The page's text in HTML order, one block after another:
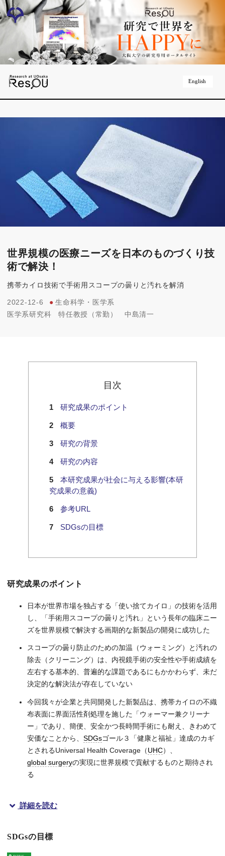
English
世界規模の医療ニーズを日本のものづくり技
術で解決！
携帯カイロ技術で手術用スコープの曇りと汚れを解消
2022-12-6 ● 生命科学・医学系
医学系研究科
特任教授（常勤） 中島清一
目次
研究成果のポイント
概要
研究の背景
研究の内容
本研究成果が社会に与える影響(本研
究成果の意義)
参考URL
SDGsの目標
研究成果のポイント
日本が世界市場を独占する「使い捨てカイロ」の技術を活用
し、「手術用スコープの曇りと汚れ」という長年の臨床ニー
ズを世界規模で解決する画期的な新製品の開発に成功した
スコープの曇り防止のための加温（ウォーミング）と汚れの
除去（クリーニング）は、内視鏡手術の安全性や手術成績を
左右する基本的、普遍的な課題であるにもかかわらず、未だ
決定的な解決法が存在していない
今回我々が企業と共同開発した新製品は、携帯カイロの不織
布表面に界面活性剤処理を施した「ウォーマー兼クリーナ
ー」であり、簡便、安全かつ長時間手術にも耐え、きわめて
安価なことから、 SDGsゴール３「健康と福祉」達成のカギ
とされるUniversal Health Coverage（UHC）、
global surgeryの実現に世界規模で貢献するものと期待され
る
大阪大学大学院医学系研究科 次世代内視鏡治療学共同研究講座
詳細を読む
SDGsの目標